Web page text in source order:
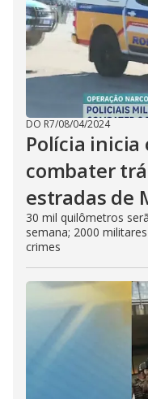
DO R7/08/04/2024
Polícia inicia
combater
estradas de
30 mil quilômetros
semana; 2000
crimes